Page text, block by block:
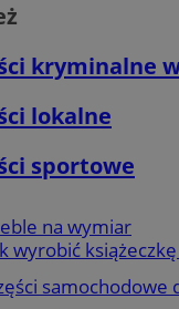
kryminalne
lokalne
sportowe
na wymiar
wyrobić
samochodowe